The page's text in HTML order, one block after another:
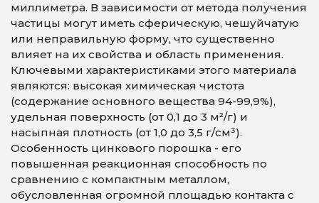
миллиметра. В зависимости от метода получения
частицы могут иметь сферическую, чешуйчатую
или неправильную форму, что существенно
влияет на их свойства и область применения.
Ключевыми характеристиками этого материала
являются: высокая химическая чистота
(содержание основного вещества 94-99,9%),
удельная поверхность (от 0,1 до 3 м²/г) и
насыпная плотность (от 1,0 до 3,5 г/см³).
Особенность цинкового порошка - его
повышенная реакционная способность по
сравнению с компактным металлом,
обусловленная огромной площадью контакта с